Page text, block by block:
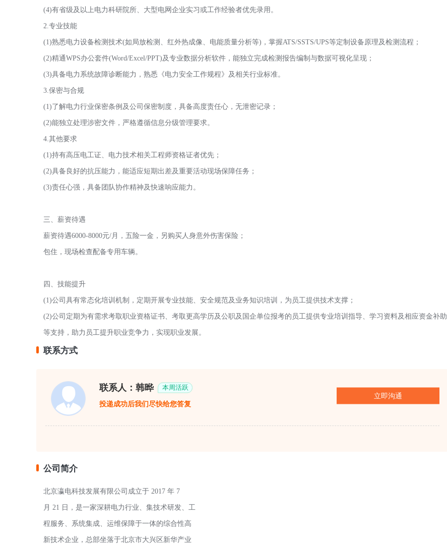
(4)有省级及以上电力科研院所、大型电网企业实习或工作经验者优先录用。
2.专业技能
(1)熟悉电力设备检测技术(如局放检测、红外热成像、电能质量分析等)，掌握ATS/SSTS/UPS等定制设备原理及检测流程；
(2)精通WPS办公套件(Word/Excel/PPT)及专业数据分析软件，能独立完成检测报告编制与数据可视化呈现；
(3)具备电力系统故障诊断能力，熟悉《电力安全工作规程》及相关行业标准。
3.保密与合规
(1)了解电力行业保密条例及公司保密制度，具备高度责任心，无泄密记录；
(2)能独立处理涉密文件，严格遵循信息分级管理要求。
4.其他要求
(1)持有高压电工证、电力技术相关工程师资格证者优先；
(2)具备良好的抗压能力，能适应短期出差及重要活动现场保障任务；
(3)责任心强，具备团队协作精神及快速响应能力。
三、薪资待遇
薪资待遇6000-8000元/月，五险一金，另购买人身意外伤害保险；
包住，现场检查配备专用车辆。
四、技能提升
(1)公司具有常态化培训机制，定期开展专业技能、安全规范及业务知识培训，为员工提供技术支撑；
(2)公司定期为有需求考取职业资格证书、考取更高学历及公职及国企单位报考的员工提供专业培训指导、学习资料及相应资金补助
等支持，助力员工提升职业竞争力，实现职业发展。
联系方式
联系人：韩晔 本周活跃
投递成功后我们尽快给您答复
立即沟通
公司简介
北京瀛电科技发展有限公司成立于 2017 年 7
月 21 日，是一家深耕电力行业、集技术研发、工
程服务、系统集成、运维保障于一体的综合性高
新技术企业，总部坐落于北京市大兴区新华产业